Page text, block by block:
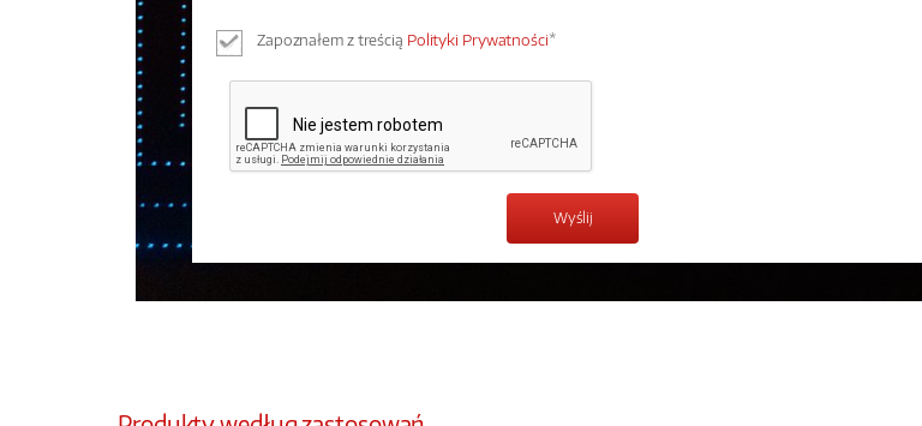
Zapoznałem z treścią Polityki Prywatności*